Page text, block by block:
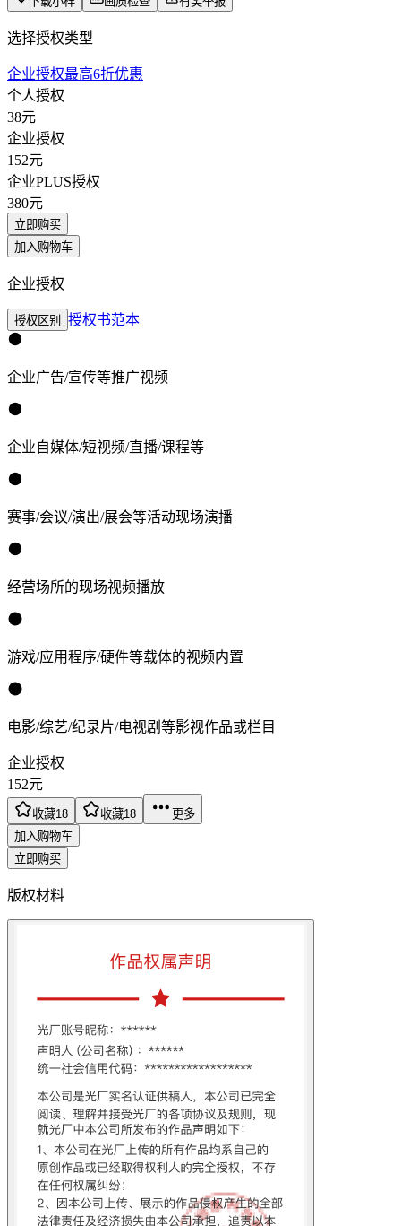
选择授权类型
企业授权最高6折优惠
个人授权
38元
企业授权
152元
企业PLUS授权
380元
立即购买
加入购物车
企业授权
授权区别 授权书范本
企业广告/宣传等推广视频
企业自媒体/短视频/直播/课程等
赛事/会议/演出/展会等活动现场演播
经营场所的现场视频播放
游戏/应用程序/硬件等载体的视频内置
电影/综艺/纪录片/电视剧等影视作品或栏目
企业授权
152元
收藏18 收藏18
更多
加入购物车
立即购买
版权材料